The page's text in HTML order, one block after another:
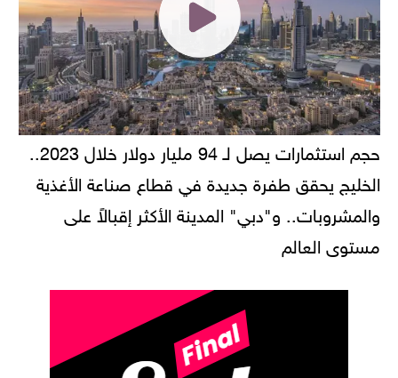
الخليج يحقق طفرة جديدة في قطاع صناعة الأغذية
والمشروبات.. و"دبي" المدينة الأكثر إقبالاً على
مستوى العالم